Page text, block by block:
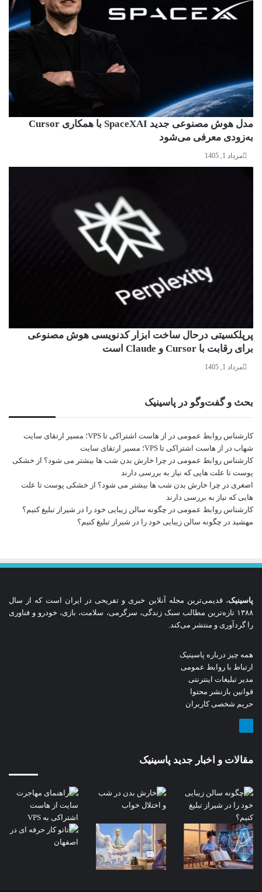
مدل هوش مصنوعی جدید SpaceXAI با همکاری Cursor
به‌زودی معرفی می‌شود
مرداد 1, 1405
پرپلکسیتی درحال ساخت ابزار کدنویسی هوش مصنوعی
برای رقابت با Cursor و Claude است
مرداد 1, 1405
بحث و گفت‌وگو در پاسینیک
کارشناس روابط عمومی در
از هاست اشتراکی تا VPS؛ مسیر ارتقای سایت
شهاب در
از هاست اشتراکی تا VPS؛ مسیر ارتقای سایت
کارشناس روابط عمومی در چرا خارش بدن شب ها بیشتر می شود؟ از خشکی
پوست تا علت هایی که نیاز به بررسی دارند
اصغری در چرا خارش بدن شب ها بیشتر می شود؟ از خشکی پوست تا علت
هایی که نیاز به بررسی دارند
کارشناس روابط عمومی در چگونه سالن زیبایی خود را در شیراز تبلیغ کنیم؟
مهشید در چگونه سالن زیبایی خود را در شیراز تبلیغ کنیم؟
پاسینیک، قدیمی‌ترین مجله آنلاین خبری و تفریحی در ایران است که از سال
۱۳۸۸ تازه‌ترین مطالب سبک زندگی، سرگرمی، سلامت، بازی، خودرو و فناوری
را گردآوری و منتشر می‌کند.
همه چیز درباره پاسینیک
ارتباط با روابط عمومی
مدیر تبلیغات اینترنتی
قوانین بازنشر محتوا
حریم شخصی کاربران
مقالات و اخبار جدید پاسینیک